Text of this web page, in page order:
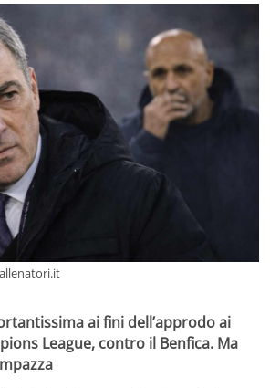
ai fini dell’approdo ai
League, contro il Benfica. Ma